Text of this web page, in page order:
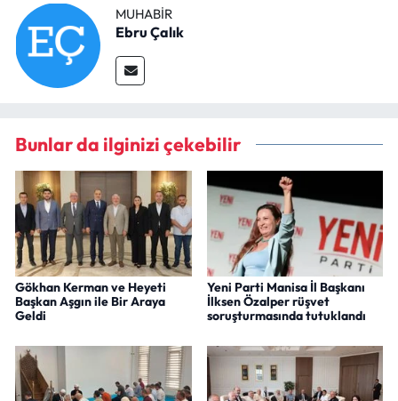
MUHABIR
Ebru Çalık
Bunlar da ilginizi çekebilir
Gökhan Kerman ve Heyeti
Başkan Aşgın ile Bir Araya
Geldi
Yeni Parti Manisa İl Başkanı
İlksen Özalper rüşvet
soruşturmasında tutuklandı